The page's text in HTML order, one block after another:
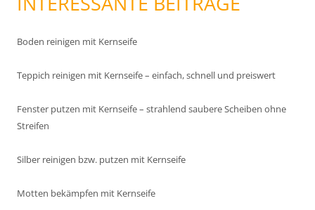
Boden reinigen mit Kernseife
Teppich reinigen mit Kernseife – einfach, schnell und preiswert
Fenster putzen mit Kernseife – strahlend saubere Scheiben ohne
Streifen
Silber reinigen bzw. putzen mit Kernseife
Motten bekämpfen mit Kernseife